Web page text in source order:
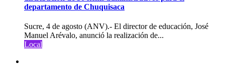
departamento de Chuquisaca
Sucre, 4 de agosto (ANV).- El director de educación, José
Manuel Arévalo, anunció la realización de...
Local